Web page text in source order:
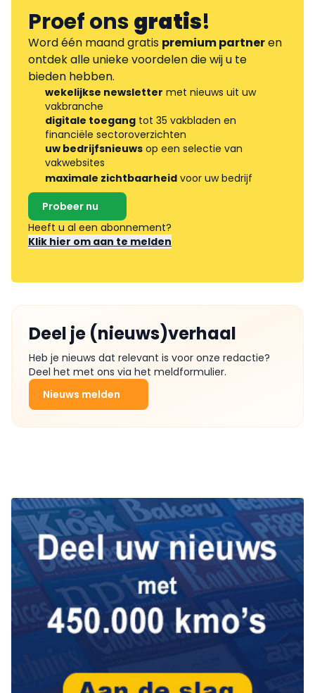
Proef onsgratis!
Word één maand gratis premium partneren
ontdek alle unieke voordelen die wij u te
bieden hebben.
wekelijkse newsletter met nieuws uit uw
vakbranche
digitale toegang tot 35 vakbladen en
financiële sectoroverzichten
uw bedrijfsnieuws op een selectie van
vakwebsites
maximale zichtbaarheid voor uw bedrijf
Probeer nu
Heeft u al een abonnement?
Klik hier om aan te melden
Deel je (nieuws)verhaal
Heb je nieuws dat relevant is voor onze redactie?
Deel het met ons via het meldformulier.
Nieuws melden